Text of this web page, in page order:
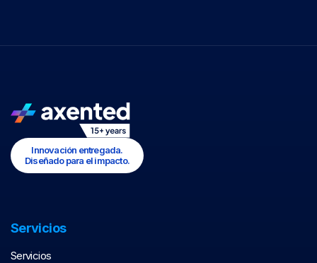
Innovación entregada.
Diseñado para el impacto.
Servicios
Servicios